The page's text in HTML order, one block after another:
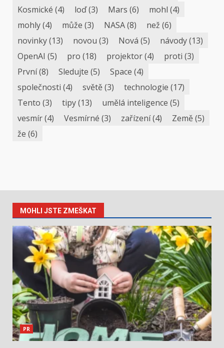
Kosmické (4) loď(3) Mars (6) mohl (4)
mohly(4) může (3) NASA(8) než (6)
novinky(13) novou (3) Nová (5) návody(13)
OpenAI (5) pro (18) projektor(4) proti (3)
První(8) Sledujte (5) Space (4)
společnosti (4) světě(3) technologie (17)
Tento (3) tipy(13) umělá inteligence (5)
vesmír(4) Vesmírné (3) zařízení(4) Země(5)
že (6)
MOHLI JSTE ZMEŠKAT
PR